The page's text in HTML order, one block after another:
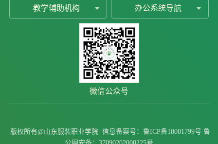
原图
教学辅助机构 办公系统导航
微信公众号
版权所有@山东服装职业学院 信息备案号： 鲁ICP备10001799号 鲁